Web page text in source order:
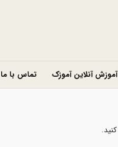
آموزش آنلاین آموزک تماس با ما